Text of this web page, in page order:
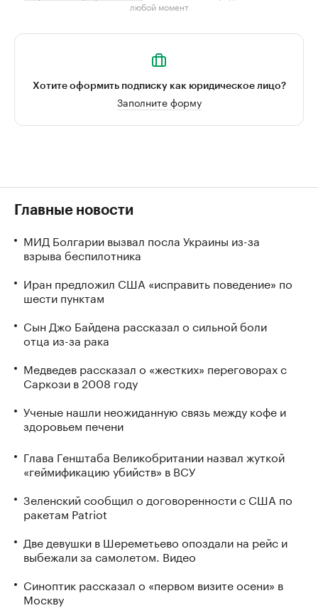
любой момент
Хотите оформить подписку как юридическое лицо?
Заполните форму
Главные новости
МИД Болгарии вызвал посла Украины из-за
взрыва беспилотника
Иран предложил США «исправить поведение» по
шести пунктам
Сын Джо Байдена рассказал о сильной боли
отца из-за рака
Медведев рассказал о «жестких» переговорах с
Саркози в 2008 году
Ученые нашли неожиданную связь между кофе и
здоровьем печени
Глава Генштаба Великобритании назвал жуткой
«геймификацию убийств» в ВСУ
Зеленский сообщил о договоренности с США по
ракетам Patriot
Две девушки в Шереметьево опоздали на рейс и
выбежали за самолетом. Видео
Синоптик рассказал о «первом визите осени» в
Москву